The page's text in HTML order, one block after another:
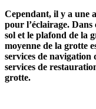
Cependant, il y a une
pour l’éclairage. Dans
sol et le plafond de la
moyenne de la grotte
services de navigation
services de
grotte.